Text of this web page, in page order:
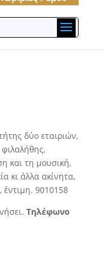
δύο εταιριών,
και τη μουσική,
κι άλλα ακίνητα,
9010158
Τηλέφωνο